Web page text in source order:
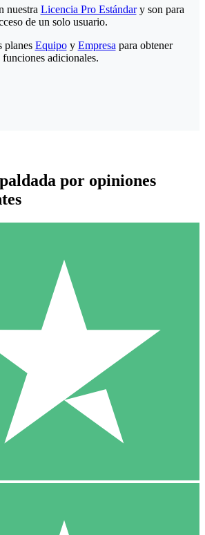
de Créditos Individuales
créditos de descarga. Sin compromiso
10 00
10 Descargas
nuestra Licencia Pro Estándary son para
de un solo usuario.
planes Equipoy Empresa para obtener
funciones adicionales.
por opiniones